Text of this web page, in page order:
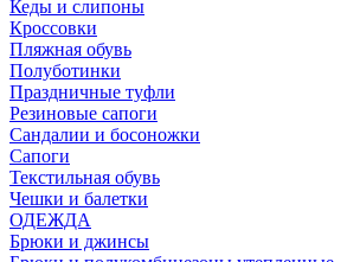
Кеды и слипоны
Кроссовки
Пляжная обувь
Полуботинки
Праздничные туфли
Резиновые сапоги
Сандалии и босоножки
Сапоги
Текстильная обувь
Чешки и балетки
ОДЕЖДА
Брюки и джинсы